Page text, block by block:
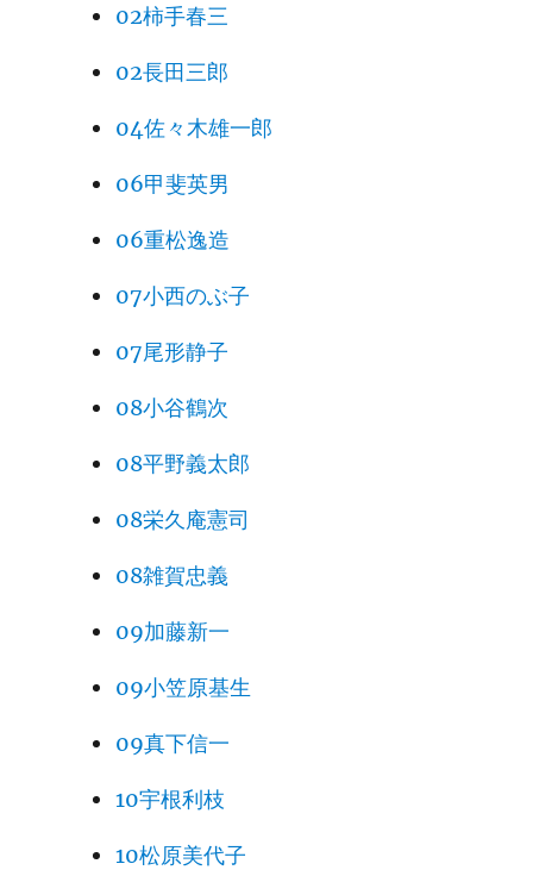
02柿手春三
02長田三郎
04佐々木雄一郎
06甲斐英男
06重松逸造
07小西のぶ子
07尾形静子
08小谷鶴次
08平野義太郎
08栄久庵憲司
08雑賀忠義
09加藤新一
09小笠原基生
09真下信一
10宇根利枝
10松原美代子